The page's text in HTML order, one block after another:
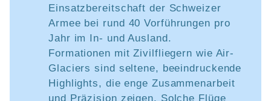
Einsatzbereitschaft der Schweizer
Armee bei rund 40 Vorführungen pro
Jahr im In- und Ausland.
Formationen mit Zivilfliegern wie Air-
Glaciers sind seltene, beeindruckende
Highlights, die enge Zusammenarbeit
und Präzision zeigen. Solche Flüge